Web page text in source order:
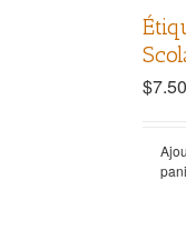
$7.50